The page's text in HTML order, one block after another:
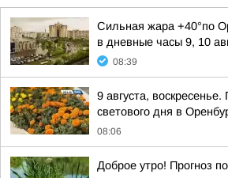
Сильная жара +40°по
в дневные часы 9, 10
08:39
9 августа,
светового дня в
08:06
Доброе утро! Прогноз